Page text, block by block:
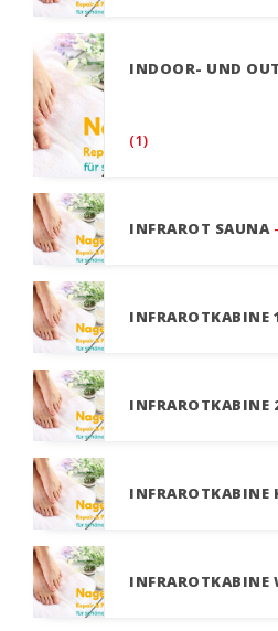
INDOOR- UND
(1)
INFRAROT SAUNA
INFRAROTKABINE
INFRAROTKABINE
INFRAROTKABINE
INFRAROTKABINE